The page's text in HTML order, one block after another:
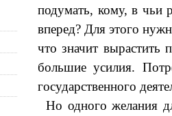
подумать, кому, в чьи
вперед? Для этого
что значит вырастить
большие усилия.
государственного
Но одного желания